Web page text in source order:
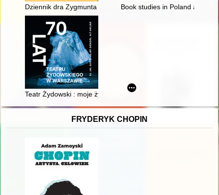
Dziennik dra Zygmunta Węglińskiego (1905-1946)
Book studies in Poland after
Teatr Żydowski : moje życie
FRYDERYK CHOPIN